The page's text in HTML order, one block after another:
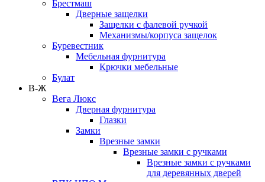
Брестмаш
Дверные защелки
Защелки с фалевой ручкой
Механизмы/корпуса защелок
Буревестник
Мебельная фурнитура
Крючки мебельные
Булат
В-Ж
Вега Люкс
Дверная фурнитура
Глазки
Замки
Врезные замки
Врезные замки с ручками
Врезные замки с ручками
для деревянных дверей